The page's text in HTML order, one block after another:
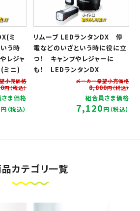
ミ
う時
レジャ
ミニ)
小売価格
円（税込）
ま価格
円（税込）
リムーブ LEDランタンDX 停
電などのいざという時に役に立
つ！ キャンプやレジャーに
も！ LEDランタンDX
メーカー希望小売価格
8,800円（税込）
組合員さま価格
7,120円（税込）
カテゴリ一覧